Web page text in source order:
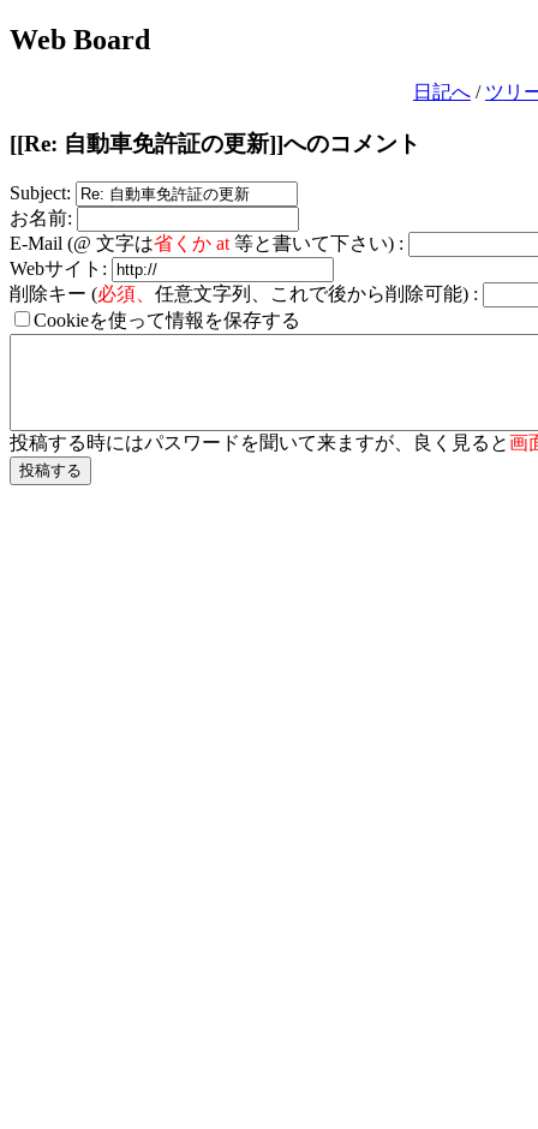
Web Board
日記へ / ツリ
[[Re: 自動車免許証の更新]]へのコメント
Subject:
お名前:
E-Mail (@ 文字は省くか at 等と書いて下さい) :
Webサイト:
削除キー (必須、 任意文字列、これで後から削除可能) :
Cookieを使って情報を保存する
投稿する時にはパスワードを聞いて来ますが、良く見ると画